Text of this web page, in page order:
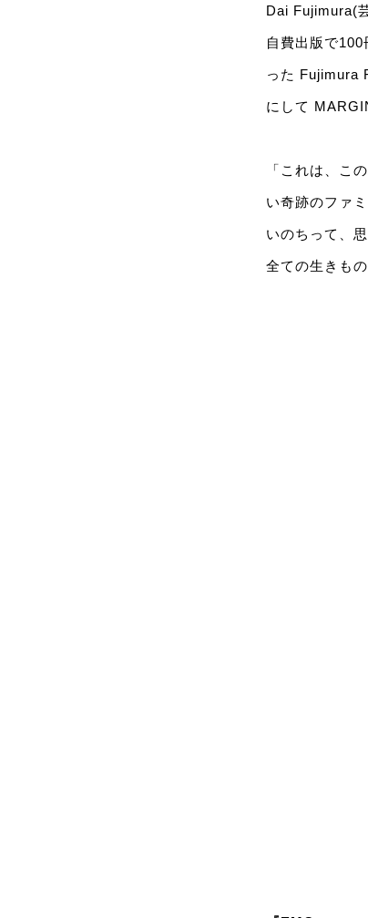
Dai Fujimura(
自費出版で
った Fujimura
にして
「これは、こ
い奇跡のファ
いのちって、
全ての生きも